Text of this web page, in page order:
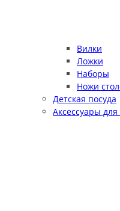
Вилки
Ложки
Наборы
Ножи
Детская посуда
Аксессуары